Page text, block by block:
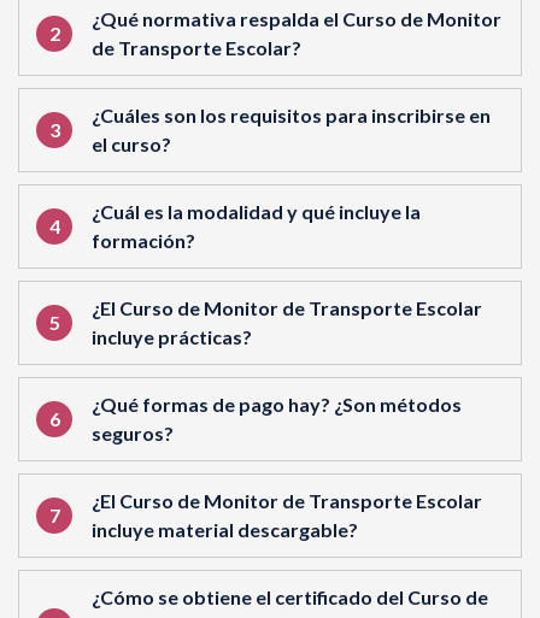
¿Qué normativa respalda el Curso de Monitor
de Transporte Escolar?
¿Cuáles son los requisitos para inscribirse en
el curso?
¿Cuál es la modalidad y qué incluye la
formación?
¿El Curso de Monitor de Transporte Escolar
incluye prácticas?
¿Qué formas de pago hay? ¿Son métodos
seguros?
¿El Curso de Monitor de Transporte Escolar
incluye material descargable?
¿Cómo se obtiene el certificado del Curso de